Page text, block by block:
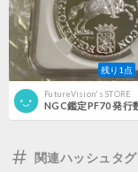
残り1点
FutureVision's STORE
関連ハッシュタグ